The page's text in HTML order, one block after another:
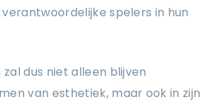
spelers in hun
zal dus niet alleen blijven
van esthetiek, maar ook in zijn